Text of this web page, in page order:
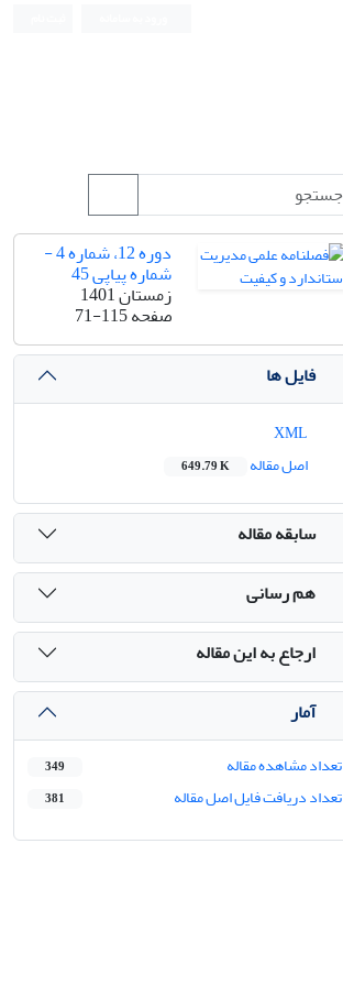
دوره 12، شماره 4 -
شماره پیاپی 45
زمستان 1401
صفحه71-115
فایل ها
اصل مقاله
649.79 K
سابقه مقاله
هم رسانی
ارجاع به این مقاله
آمار
تعداد مشاهده مقاله 349
تعداد دریافت فایل اصل مقاله 381